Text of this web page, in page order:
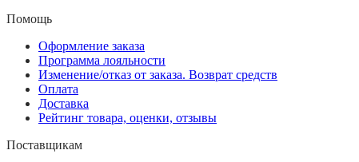
Помощь
Оформление заказа
Программа лояльности
Изменение/отказ от заказа. Возврат средств
Оплата
Доставка
Рейтинг товара, оценки, отзывы
Поставщикам